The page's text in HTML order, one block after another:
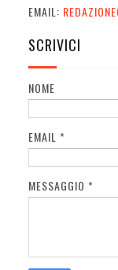
EMAIL:
SCRIVICI
NOME
EMAIL *
MESSAGGIO *